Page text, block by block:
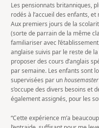
Les pensionnats britanniques,
rodés à l’accueil des enfants,
Aux premiers jours de la
(sorte de parrain de la même
familiariser avec
anglaise suivis par le reste de
proposer des cours d’anglais
par semaine. Les enfants sont
supervisées par un
s’occupe des divers besoins et
également assignés, pour les
“Cette expérience m’a